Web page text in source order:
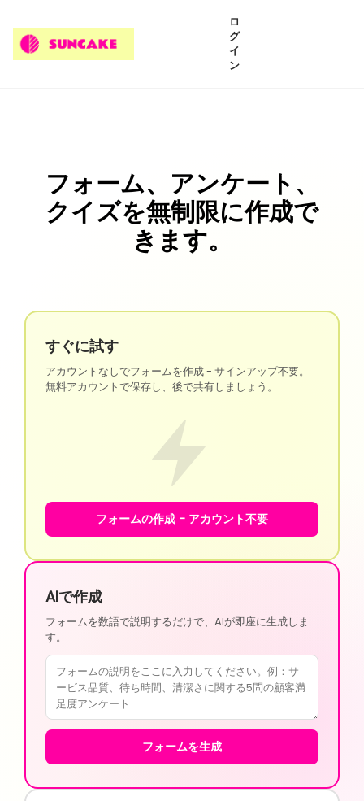
ロ
グ
イ
ン
フォーム、アンケート、
クイズを無制限に作成で
きます。
すぐに試す
アカウントなしでフォームを作成 - サインアップ不要。
無料アカウントで保存し、後で共有しましょう。
フォームの作成 - アカウント不要
AIで作成
フォームを数語で説明するだけで、AIが即座に生成しま
す。
フォームを生成